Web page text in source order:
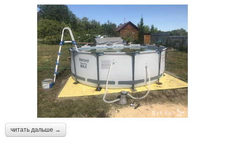
читать дальше →